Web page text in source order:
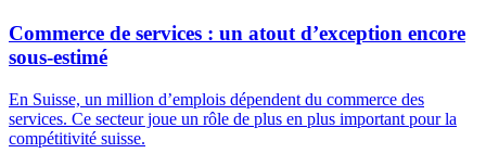
Commerce de services : un atout d’exception encore
sous-estimé
En Suisse, un million d’emplois dépendent du commerce des
services. Ce secteur joue un rôle de plus en plus important pour la
compétitivité suisse.